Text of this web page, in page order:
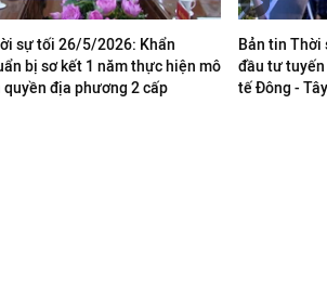
sự tối 26/5/2026: Khẩn
bị sơ kết 1 năm thực hiện mô
quyền địa phương 2 cấp
Bản tin
đầu tư
tế Đông - Tây